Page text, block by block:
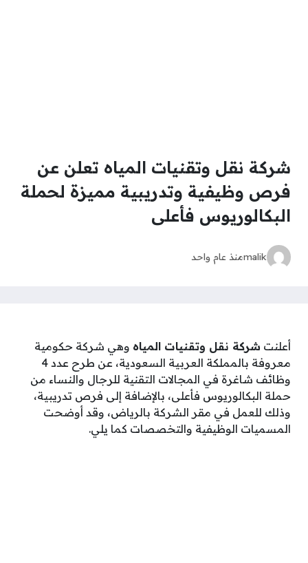
شركة نقل وتقنيات المياه تعلن عن
فرص وظيفية وتدريبية مميزة لحملة
البكالوريوس فأعلى
malikمنذ عام واحد
أعلنت شركة نقل وتقنيات المياه وهي شركة حكومية
معروفة بالمملكة العربية السعودية، عن طرح عدد 4
وظائف شاغرة في المجالات التقنية للرجال والنساء من
حملة البكالوريوس فأعلى، بالإضافة إلى فرص تدريبية،
وذلك للعمل في مقر الشركة بالرياض، وقد أوضحت
المسميات الوظيفية والتخصصات كما يلي.